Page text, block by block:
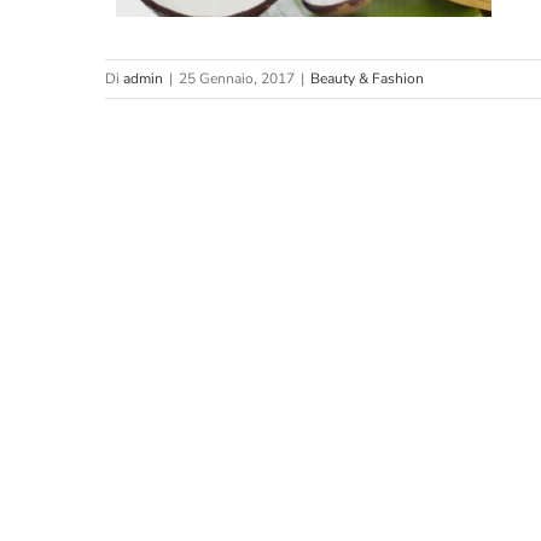
Di admin | 25 Gennaio, 2017 | Beauty & Fashion